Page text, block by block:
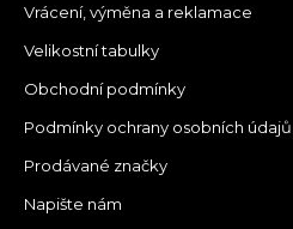
Vrácení, výměna a reklamace
Velikostní tabulky
Obchodní podmínky
Podmínky ochrany osobních údajů
Prodávané značky
Napište nám